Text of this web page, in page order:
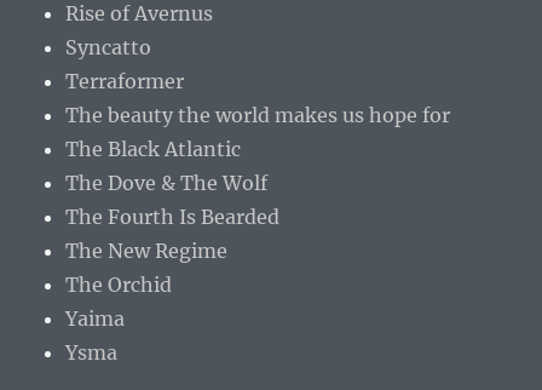
Rise of Avernus
Syncatto
Terraformer
The beauty the world makes us hope for
The Black Atlantic
The Dove & The Wolf
The Fourth Is Bearded
The New Regime
The Orchid
Yaima
Ysma